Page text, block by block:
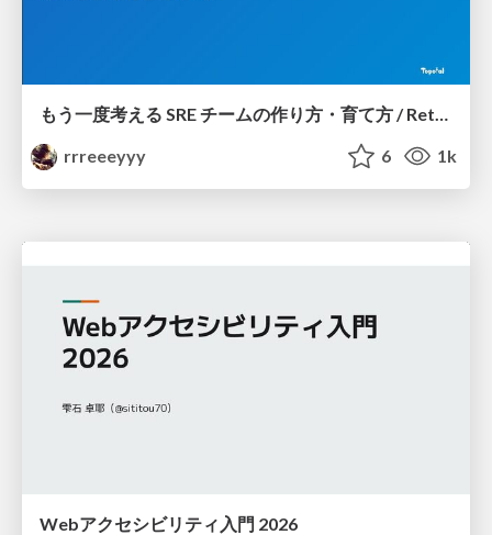
もう一度考える SRE チームの作り方・育て方 / Rethinking SRE #1: Building and Growing SRE Teams
rrreeeyyy
6 1k
Webアクセシビリティ入門 2026